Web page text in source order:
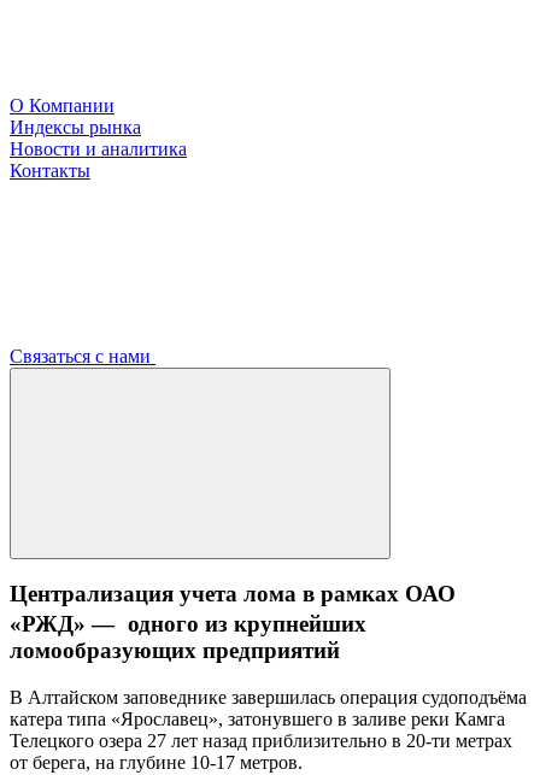
О Компании
Индексы рынка
Новости и аналитика
Контакты
Связаться с нами
Централизация учета лома в рамках ОАО
«РЖД» — одного из крупнейших
ломообразующих предприятий
В Алтайском заповеднике завершилась операция судоподъёма
катера типа «Ярославец», затонувшего в заливе реки Камга
Телецкого озера 27 лет назад приблизительно в 20-ти метрах
от берега, на глубине 10-17 метров.